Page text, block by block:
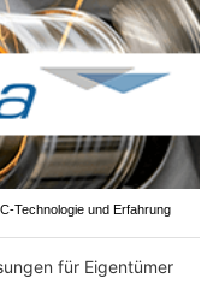
Technologie und Erfahrung